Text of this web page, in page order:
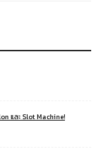
และ Slot Machine!